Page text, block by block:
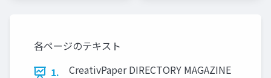
各ページのテキスト
1.
CreativPaper DIRECTORY MAGAZINE